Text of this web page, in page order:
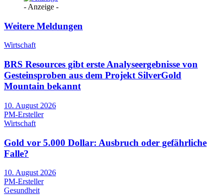
- Anzeige -
Weitere Meldungen
Wirtschaft
BRS Resources gibt erste Analyseergebnisse von
Gesteinsproben aus dem Projekt SilverGold
Mountain bekannt
10. August 2026
PM-Ersteller
Wirtschaft
Gold vor 5.000 Dollar: Ausbruch oder gefährliche
Falle?
10. August 2026
PM-Ersteller
Gesundheit